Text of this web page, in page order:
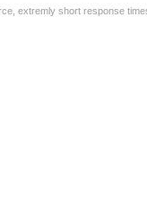
extremly short response